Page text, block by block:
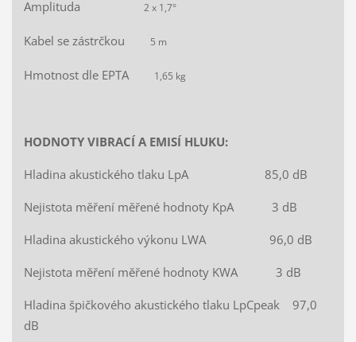
Amplituda 2 x 1,7°
Kabel se zástrčkou 5 m
Hmotnost dle EPTA 1,65 kg
HODNOTY VIBRACÍ A EMISÍ HLUKU:
Hladina akustického tlaku LpA 85,0 dB
Nejistota měření měřené hodnoty KpA 3 dB
Hladina akustického výkonu LWA 96,0 dB
Nejistota měření měřené hodnoty KWA 3 dB
Hladina špičkového akustického tlaku LpCpeak 97,0
dB